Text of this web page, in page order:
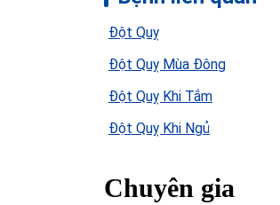
Đột Quỵ
Đột Quỵ Mùa Đông
Đột Quỵ Khi Tắm
Đột Quỵ Khi Ngủ
Chuyên gia